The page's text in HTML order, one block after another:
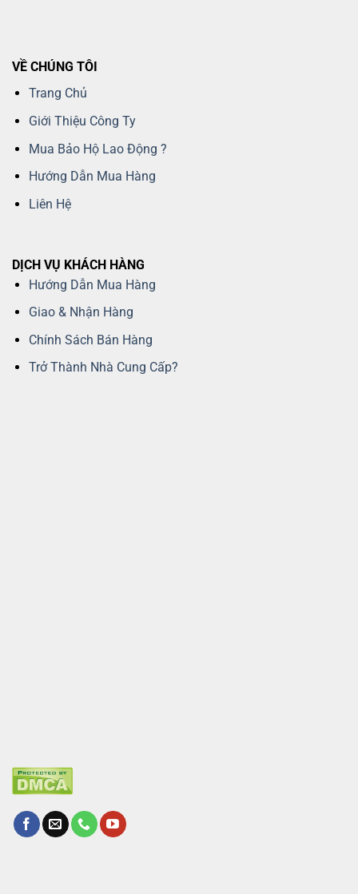
VỀ CHÚNG TÔI
Trang Chủ
Giới Thiệu Công Ty
Mua Bảo Hộ Lao Động ?
Hướng Dẫn Mua Hàng
Liên Hệ
DỊCH VỤ KHÁCH HÀNG
Hướng Dẫn Mua Hàng
Giao & Nhận Hàng
Chính Sách Bán Hàng
Trở Thành Nhà Cung Cấp?